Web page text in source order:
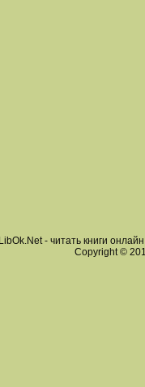
- читать книги
Copyright ©